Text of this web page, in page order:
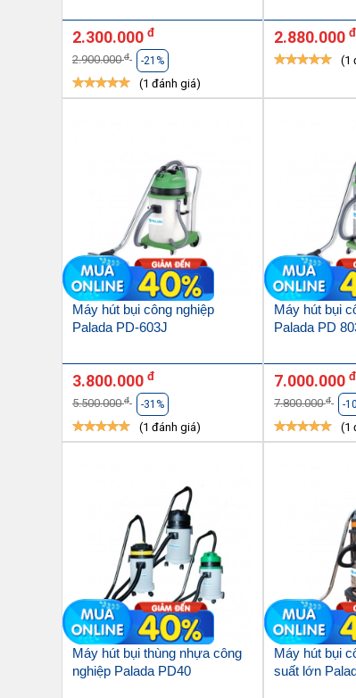
2.300.000 đ
2.900.000đ -21%
(1 đánh giá)
2.880.000đ
(1
Máy hút bụi công nghiệp
Palada PD-603J
3.800.000 đ
5.500.000đ -31%
(1 đánh giá)
Máy hút bụi
Palada PD
7.000.000đ
7.800.000đ -
(1
Máy hút bụi thùng nhựa công
nghiệp Palada PD40
Máy hút bụi
suất lớn